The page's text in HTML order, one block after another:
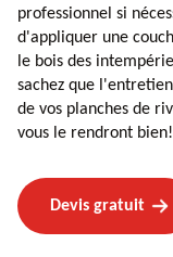
professionnel si
d'appliquer une
le bois des
sachez que
de vos planches de
vous le rendront bien!
Devis gratuit